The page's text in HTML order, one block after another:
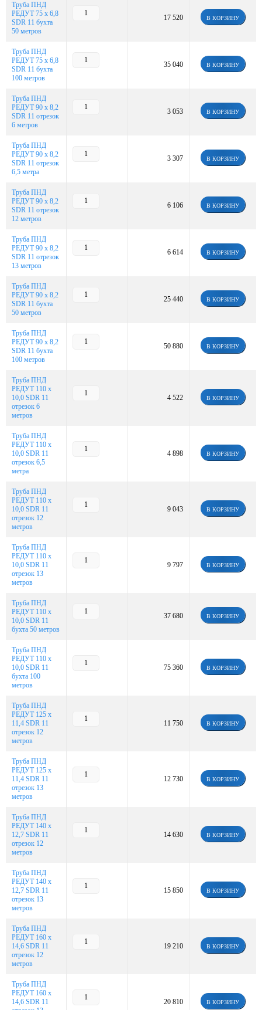
Труба ПНД
РЕДУТ 75 х 6,8
SDR 11 бухта
50 метров
17 520 В КОРЗИНУ
Труба ПНД
РЕДУТ 75 х 6,8
SDR 11 бухта
100 метров
35 040 В КОРЗИНУ
Труба ПНД
РЕДУТ 90 х 8,2
SDR 11 отрезок
6 метров
3 053 В КОРЗИНУ
Труба ПНД
РЕДУТ 90 х 8,2
SDR 11 отрезок
6,5 метра
3 307 В КОРЗИНУ
Труба ПНД
РЕДУТ 90 х 8,2
SDR 11 отрезок
12 метров
6 106 В КОРЗИНУ
Труба ПНД
РЕДУТ 90 х 8,2
SDR 11 отрезок
13 метров
6 614 В КОРЗИНУ
Труба ПНД
РЕДУТ 90 х 8,2
SDR 11 бухта
50 метров
25 440 В КОРЗИНУ
Труба ПНД
РЕДУТ 90 х 8,2
SDR 11 бухта
100 метров
50 880 В КОРЗИНУ
Труба ПНД
РЕДУТ 110 х
10,0 SDR 11
отрезок 6
метров
4 522 В КОРЗИНУ
Труба ПНД
РЕДУТ 110 х
10,0 SDR 11
отрезок 6,5
метра
4 898 В КОРЗИНУ
Труба ПНД
РЕДУТ 110 х
10,0 SDR 11
отрезок 12
метров
9 043 В КОРЗИНУ
Труба ПНД
РЕДУТ 110 х
10,0 SDR 11
отрезок 13
метров
9 797 В КОРЗИНУ
Труба ПНД
РЕДУТ 110 х
10,0 SDR 11
бухта 50 метров
37 680 В КОРЗИНУ
Труба ПНД
РЕДУТ 110 х
10,0 SDR 11
бухта 100
метров
75 360 В КОРЗИНУ
Труба ПНД
РЕДУТ 125 х
11,4 SDR 11
отрезок 12
метров
11 750 В КОРЗИНУ
Труба ПНД
РЕДУТ 125 х
11,4 SDR 11
отрезок 13
метров
12 730 В КОРЗИНУ
Труба ПНД
РЕДУТ 140 х
12,7 SDR 11
отрезок 12
метров
14 630 В КОРЗИНУ
Труба ПНД
РЕДУТ 140 х
12,7 SDR 11
отрезок 13
метров
15 850 В КОРЗИНУ
Труба ПНД
РЕДУТ 160 х
14,6 SDR 11
отрезок 12
метров
19 210 В КОРЗИНУ
Труба ПНД
РЕДУТ 160 х
14,6 SDR 11
20 810 В КОРЗИНУ